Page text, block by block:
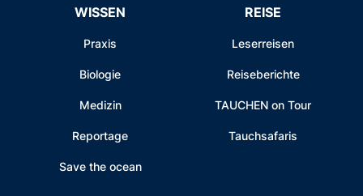
WISSEN
Praxis
Biologie
Medizin
Reportage
Save the ocean
REISE
Leserreisen
Reiseberichte
TAUCHEN on Tour
Tauchsafaris